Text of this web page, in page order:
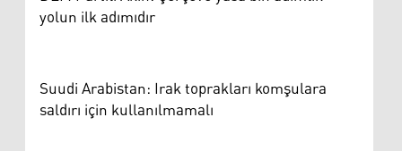
yolun ilk adımıdır
Suudi Arabistan: Irak toprakları komşulara
saldırı için kullanılmamalı